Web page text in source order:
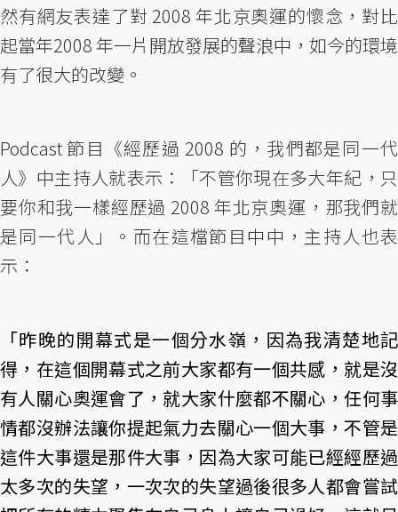
然有網友表達了對 2008 年北京奧運的懷念，對比
起當年2008 年一片開放發展的聲浪中，如今的環境
有了很大的改變。
Podcast 節目《經歷過 2008 的，我們都是同一代
人》中主持人就表示：「不管你現在多大年紀，只
要你和我一樣經歷過 2008 年北京奧運，那我們就
是同一代人」。而在這檔節目中中，主持人也表
示：
「昨晚的開幕式是一個分水嶺，因為我清楚地記
得，在這個開幕式之前大家都有一個共感，就是沒
有人關心奧運會了，就大家什麼都不關心，任何事
情都沒辦法讓你提起氣力去關心一個大事，不管是
這件大事還是那件大事，因為大家可能已經經歷過
太多次的失望，一次次的失望過後很多人都會嘗試